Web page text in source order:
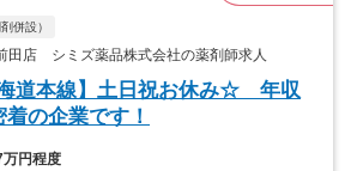
併設）
田店 シミズ薬品株式会社の薬剤師求人
海道本線】土日祝お休み☆ 年収
の企業です！
万円程度